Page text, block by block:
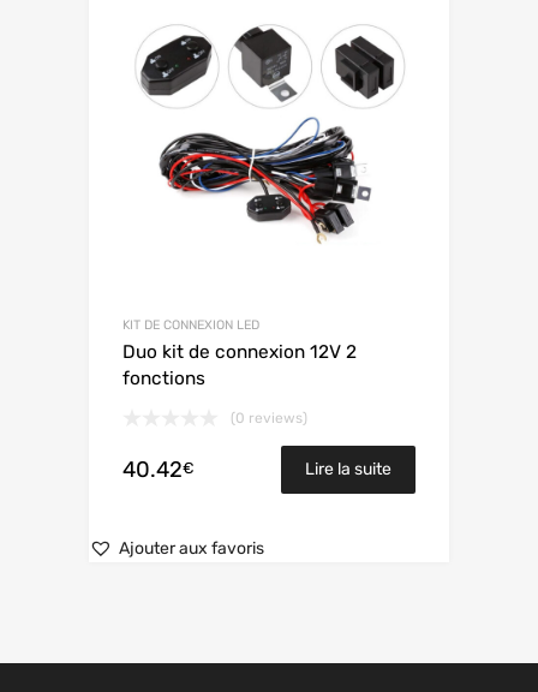
KIT DE CONNEXION LED
Duo kit de connexion 12V 2
fonctions
(0 reviews)
40.42€ Lire la suite
Ajouter aux favoris